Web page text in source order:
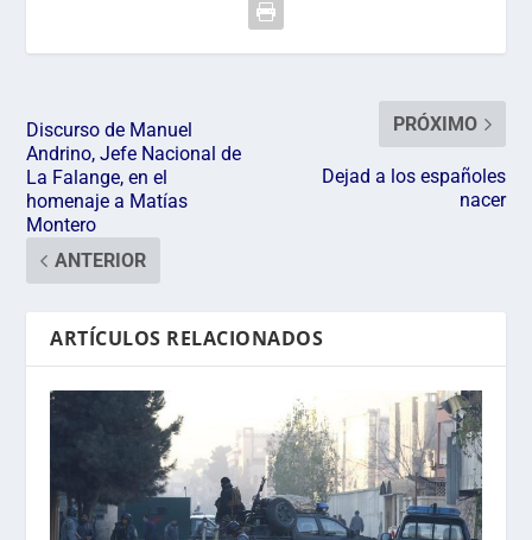
Discurso de Manuel
Andrino, Jefe Nacional de
La Falange, en el
homenaje a Matías
Montero
ANTERIOR
PRÓXIMO
Dejad a los españoles
nacer
ARTÍCULOS RELACIONADOS